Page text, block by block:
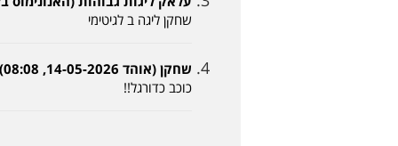
שחקן ליגה ב לגיטימי
שחקן (אוהד 14-05-2026, 08:08)
כוכב כדורגל!!